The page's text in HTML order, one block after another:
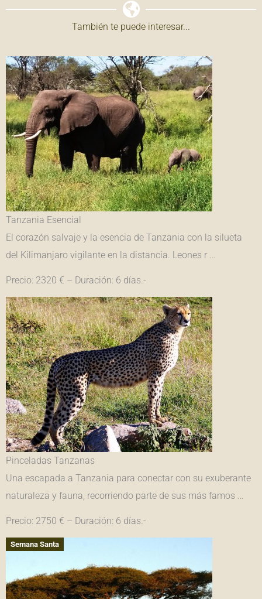
También te puede interesar...
Tanzania Esencial
El corazón salvaje y la esencia de Tanzania con la silueta
del Kilimanjaro vigilante en la distancia. Leones r …
Precio: 2320 € – Duración: 6 días.-
Pinceladas Tanzanas
Una escapada a Tanzania para conectar con su exuberante
naturaleza y fauna, recorriendo parte de sus más famos …
Precio: 2750 € – Duración: 6 días.-
Semana Santa